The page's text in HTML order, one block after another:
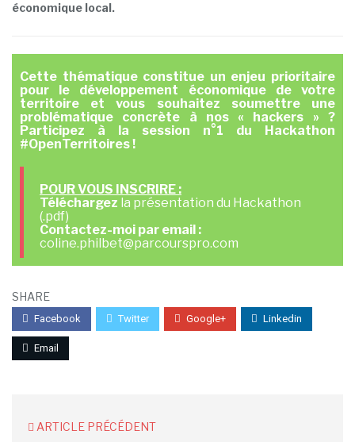
économique local.
Cette thématique constitue un enjeu prioritaire
pour le développement économique de votre
territoire et vous souhaitez soumettre une
problématique concrète à nos « hackers » ?
Participez à la session n°1 du Hackathon
#OpenTerritoires !
POUR VOUS INSCRIRE :
Téléchargez la présentation du Hackathon
(.pdf)
Contactez-moi par email :
coline.philbet@parcourspro.com
SHARE
Facebook Twitter Google+ Linkedin
Email
ARTICLE PRÉCÉDENT